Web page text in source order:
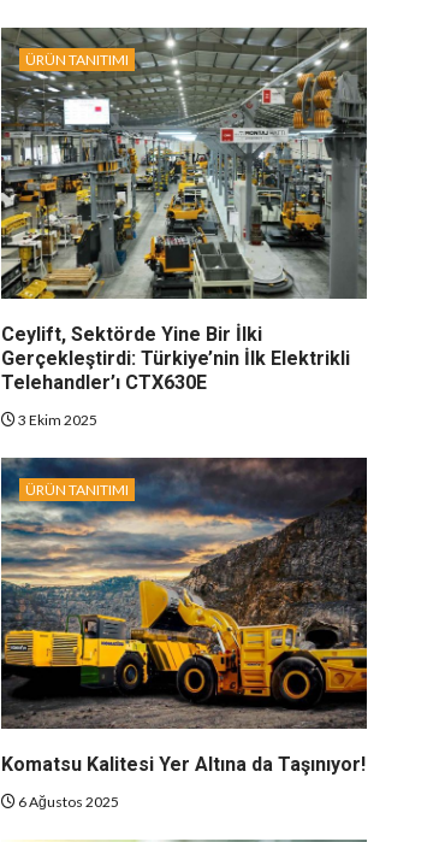
ÜRÜN TANITIMI
Ceylift, Sektörde Yine Bir İlki
Gerçekleştirdi: Türkiye’nin İlk Elektrikli
Telehandler’ı CTX630E
3 Ekim 2025
ÜRÜN TANITIMI
Komatsu Kalitesi Yer Altına da Taşınıyor!
6 Ağustos 2025